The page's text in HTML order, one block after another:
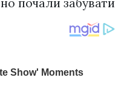
почали забувати